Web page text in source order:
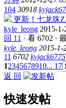
104 30918
更新！七龙珠Z
kyle_leong 2015-
回 11 · 看 6702 ·
kyle_leong 2015-1-
11 6702 kyjack6775
12345678910... 17
返 回
快速发帖